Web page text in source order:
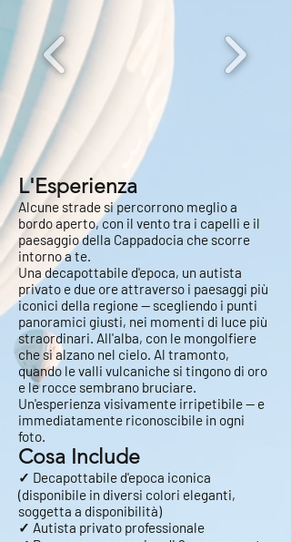
L'Esperienza
Alcune strade si percorrono meglio a
bordo aperto, con il vento tra i capelli e il
paesaggio della Cappadocia che scorre
intorno a te.
Una decapottabile d'epoca, un autista
privato e due ore attraverso i paesaggi più
iconici della regione — scegliendo i punti
panoramici giusti, nei momenti di luce più
straordinari. All'alba, con le mongolfiere
che si alzano nel cielo. Al tramonto,
quando le valli vulcaniche si tingono di oro
e le rocce sembrano bruciare.
Un'esperienza visivamente irripetibile — e
immediatamente riconoscibile in ogni
foto.
Cosa Include
✓ Decapottabile d'epoca iconica
(disponibile in diversi colori eleganti,
soggetta a disponibilità)
✓ Autista privato professionale